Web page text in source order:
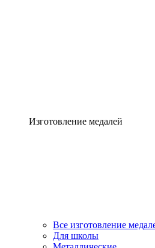
Изготовление медалей
Все изготовление
Для школы